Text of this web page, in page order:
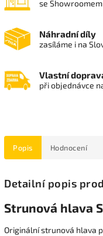
se
Náhradní díly
zasíláme i na
Vlastní
při objednávce
Popis Hodnocení
Detailní popis
Strunová hlava
Originální strunová hlava